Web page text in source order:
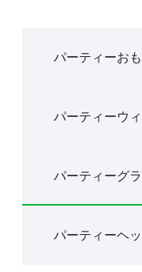
パーティーお
パーティーウ
パーティーグ
パーティーヘ